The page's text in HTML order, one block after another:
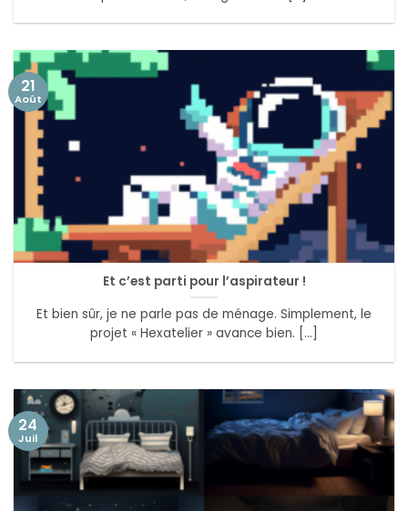
Et c’est parti pour l’aspirateur !
Et bien sûr, je ne parle pas de ménage. Simplement, le
projet « Hexatelier » avance bien. [...]
21
Août
24
Juil